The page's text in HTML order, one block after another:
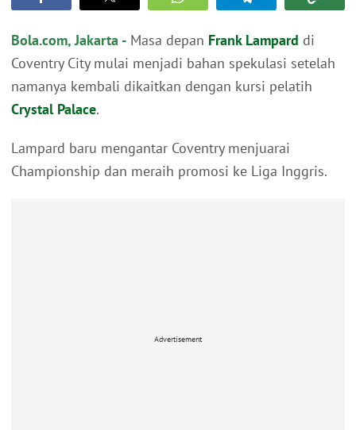
Bola.com, Jakarta - Masa depan Frank Lampard di
Coventry City mulai menjadi bahan spekulasi setelah
namanya kembali dikaitkan dengan kursi pelatih
Crystal Palace.
Lampard baru mengantar Coventry menjuarai
Championship dan meraih promosi ke Liga Inggris.
Advertisement